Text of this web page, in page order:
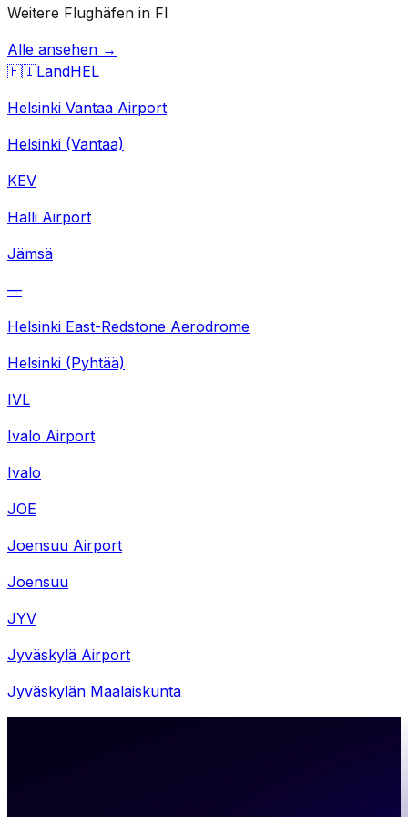
Weitere Flughäfen in FI
Alle ansehen →
🇫🇮LandHEL
Helsinki Vantaa Airport
Helsinki (Vantaa)
KEV
Halli Airport
Jämsä
—
Helsinki East-Redstone Aerodrome
Helsinki (Pyhtää)
IVL
Ivalo Airport
Ivalo
JOE
Joensuu Airport
Joensuu
JYV
Jyväskylä Airport
Jyväskylän Maalaiskunta